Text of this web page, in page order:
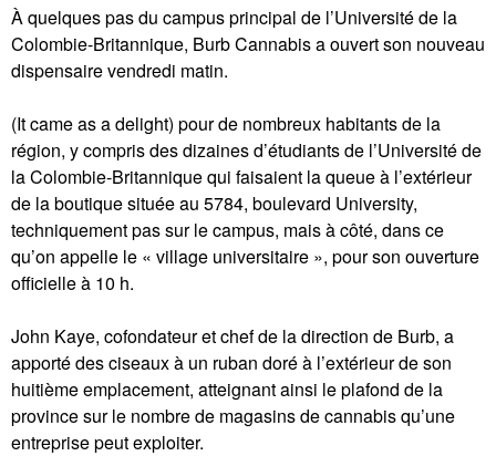
À quelques pas du campus principal de l’Université de la
Colombie-Britannique, Burb Cannabis a ouvert son nouveau
dispensaire vendredi matin.
(It came as a delight) pour de nombreux habitants de la
région, y compris des dizaines d’étudiants de l’Université de
la Colombie-Britannique qui faisaient la queue à l’extérieur
de la boutique située au 5784, boulevard University,
techniquement pas sur le campus, mais à côté, dans ce
qu’on appelle le « village universitaire », pour son ouverture
officielle à 10 h.
John Kaye, cofondateur et chef de la direction de Burb, a
apporté des ciseaux à un ruban doré à l’extérieur de son
huitième emplacement, atteignant ainsi le plafond de la
province sur le nombre de magasins de cannabis qu’une
entreprise peut exploiter.